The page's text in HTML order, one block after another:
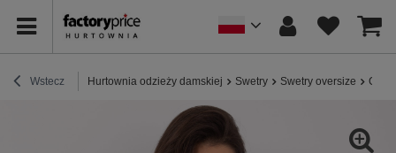
Wstecz Hurtownia odzieży damskiej Swetry Swetry oversize